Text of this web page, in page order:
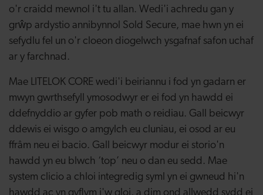
o'r craidd mewnol i't tu allan. Wedi'i achredu gan y
grŵp ardystio annibynnol Sold Secure, mae hwn yn ei
sefydlu fel un o'r cloeon diogelwch ysgafnaf safon uchaf
ar y farchnad.
Mae LITELOK CORE wedi'i beiriannu i fod yn gadarn er
mwyn gwrthsefyll ymosodwyr er ei fod yn hawdd ei
ddefnyddio ar gyfer pob math o reidiau. Gall beicwyr
ddewis ei wisgo o amgylch eu cluniau, ei osod ar eu
ffrâm neu ei bacio. Gall beicwyr modur ei storio'n
hawdd yn eu blwch ‘top’ neu o dan eu sedd. Mae
system clicio a chloi integredig syml yn ei gwneud hi'n